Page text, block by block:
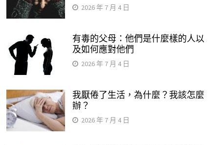
2026 年 7 月 4 日
有毒的父母：他們是什麼樣的人以
及如何應對他們
2026 年 7 月 4 日
我厭倦了生活，為什麼？我該怎麼
辦？
2026 年 7 月 4 日